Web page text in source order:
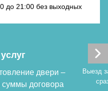
до 21:00 без выходных
двери –
суммы договора
Выезд